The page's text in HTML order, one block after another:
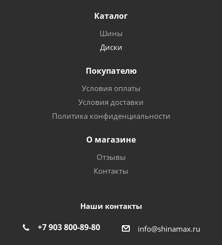
Каталог
Шины
Диски
Покупателю
Условия оплаты
Условия доставки
Политика конфиденциальности
О магазине
Отзывы
Контакты
Наши контакты
+7 903 800-89-80 info@shinamax.ru